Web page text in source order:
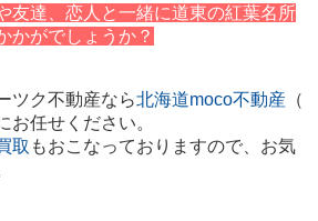
友達、恋人と一緒に道東の紅葉名所
かがでしょうか？
ツク不動産なら北海道moco不動産（
お任せください。
取 もおこなっておりますので、 お気